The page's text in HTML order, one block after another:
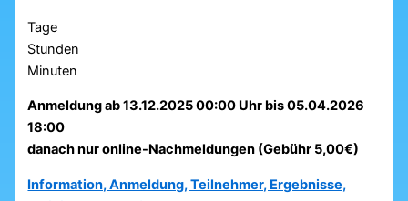
Tage
Stunden
Minuten
Anmeldung ab 13.12.2025 00:00 Uhr bis 05.04.2026
18:00
danach nur online-Nachmeldungen (Gebühr 5,00€)
Information, Anmeldung, Teilnehmer, Ergebnisse,